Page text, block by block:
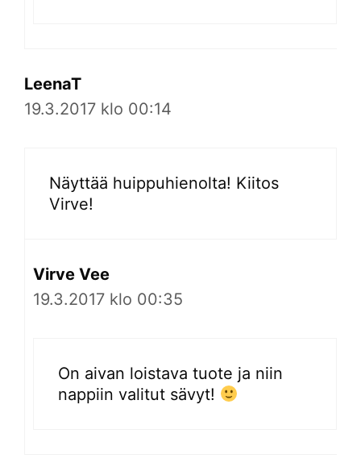
LeenaT
19.3.2017 klo 00:14
Näyttää huippuhienolta! Kiitos
Virve!
Virve Vee
19.3.2017 klo 00:35
On aivan loistava tuote ja niin
nappiin valitut sävyt!